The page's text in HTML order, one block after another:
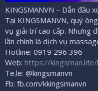
KINGSMANVN – Dẫn đầu
Tại KINGSMANVN, quý
vụ giải trí cao cấp. Nhưng
lần chính là dịch vụ
Hotline: 0919 296 396
Web: https://kingsman.life/
Te.le: @kingsmanvn
Fb: fb.com/kkingsmanvn